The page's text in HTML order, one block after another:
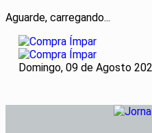
Aguarde, carregando...
Domingo, 09 de Agosto